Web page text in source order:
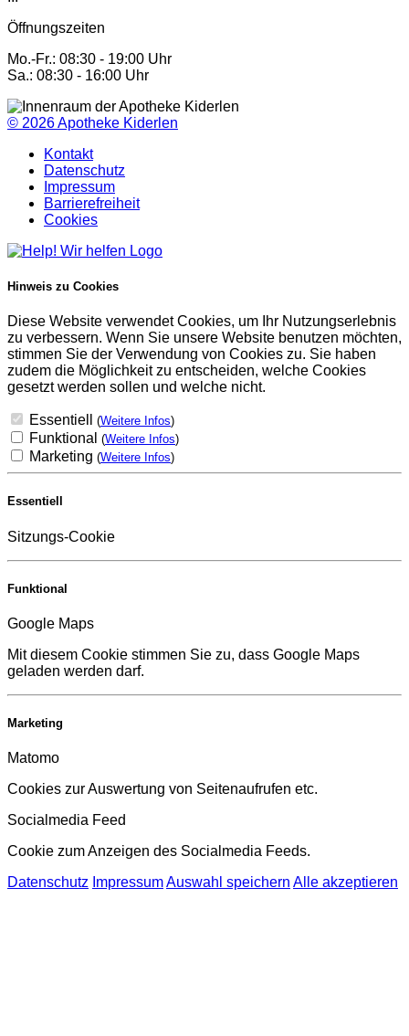
Öffnungszeiten
Mo.-Fr.: 08:30 - 19:00 Uhr
Sa.: 08:30 - 16:00 Uhr
© 2026Apotheke Kiderlen
Kontakt
Datenschutz
Impressum
Barrierefreiheit
Cookies
Hinweis zu Cookies
Diese Website verwendet Cookies, um Ihr Nutzungserlebnis
zu verbessern. Wenn Sie unsere Website benutzen möchten,
stimmen Sie der Verwendung von Cookies zu. Sie haben
zudem die Möglichkeit zu entscheiden, welche Cookies
gesetzt werden sollen und welche nicht.
Essentiell (Weitere Infos)
Funktional (Weitere Infos)
Marketing (Weitere Infos)
Essentiell
Sitzungs-Cookie
Funktional
Google Maps
Mit diesem Cookie stimmen Sie zu, dass Google Maps
geladen werden darf.
Marketing
Matomo
Cookies zur Auswertung von Seitenaufrufen etc.
Socialmedia Feed
Cookie zum Anzeigen des Socialmedia Feeds.
Datenschutz ImpressumAuswahl speichern Alle akzeptieren